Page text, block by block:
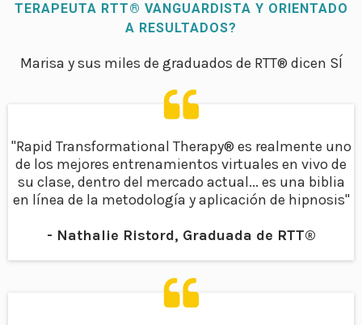
TERAPEUTA RTT® VANGUARDISTA Y ORIENTADO
A RESULTADOS?
Marisa y sus miles de graduados de RTT® dicen SÍ
"Rapid Transformational Therapy® es realmente uno
de los mejores entrenamientos virtuales en vivo de
su clase, dentro del mercado actual... es una biblia
en línea de la metodología y aplicación de hipnosis"
- Nathalie Ristord, Graduada de RTT®